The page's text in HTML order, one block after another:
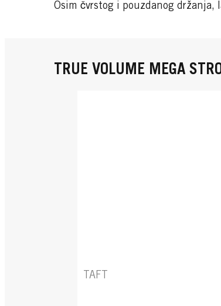
Osim čvrstog i pouzdanog držanja,
TRUE VOLUME MEGA
TAFT